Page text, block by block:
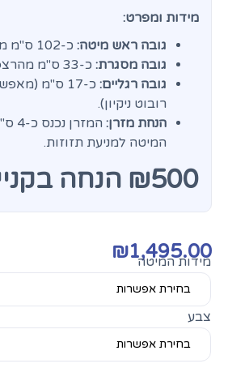
מידות ומפרט:
גובה ראש מיטה: כ-102 ס"מ מהרצפה.
גובה מסגרת: כ-33 ס"מ מהרצפה.
גובה רגליים:
כ-17 ס"מ
רובוט ניקיון).
הנחת מזרן:
המיטה למניעת תזוזות.
₪500 הנחה בקניית מזרן!
₪1,495.00
מידות המיטה
צבע